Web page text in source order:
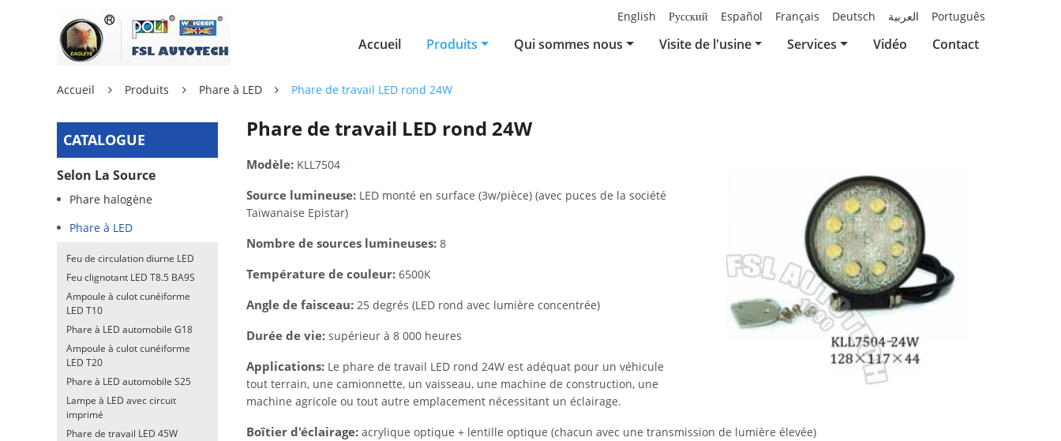
English Русский Español Français Deutsch العربية Português
Accueil Produits Qui sommes nous Visite de l'usine Services Vidéo Contact
Accueil Produits Phare à LED Phare de travail LED rond 24W
Phare de travail LED rond 24W
Modèle: KLL7504
Source lumineuse: LED monté en surface (3w/pièce) (avec puces de la société
Taïwanaise Epistar)
Nombre de sources lumineuses: 8
Température de couleur: 6500K
Angle de faisceau: 25 degrés (LED rond avec lumière concentrée)
Durée de vie: supérieur à 8 000 heures
Applications: Le phare de travail LED rond 24W est adéquat pour un véhicule
tout terrain, une camionnette, un vaisseau, une machine de construction, une
machine agricole ou tout autre emplacement nécessitant un éclairage.
Boîtier d'éclairage: acrylique optique + lentille optique (chacun avec une transmission de lumière élevée)
CATALOGUE
Selon La Source
Phare halogène
Phare à LED
Feu de circulation diurne LED
Feu clignotant LED T8.5 BA9S
Ampoule à culot cunéiforme
LED T10
Phare à LED automobile G18
Ampoule à culot cunéiforme
LED T20
Phare à LED automobile S25
Lampe à LED avec circuit
imprimé
Phare de travail LED 45W